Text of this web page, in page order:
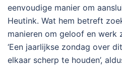
eenvoudige manier om
Heutink. Wat hem betreft
manieren om geloof en werk
‘Een jaarlijkse zondag over
elkaar scherp te houden’,